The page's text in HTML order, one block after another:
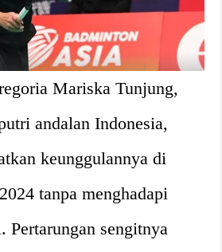
Mariska Tunjung,
andalan Indonesia,
keunggulannya di
tanpa menghadapi
Pertarungan sengitnya